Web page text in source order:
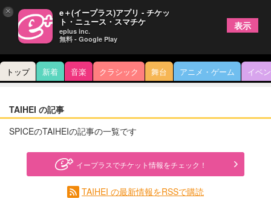
トップ 新着 音楽 クラシック 舞台 アニメ・ゲーム イベ
TAIHEI の記事
SPICEのTAIHEIの記事の一覧です
イープラスでチケット情報をチェック！
TAIHEI の最新情報をRSSで購読
× e＋(イープラス)アプリ - チケッ
ト・ニュース・スマチケ
eplus inc.
無料 - Google Play
表示